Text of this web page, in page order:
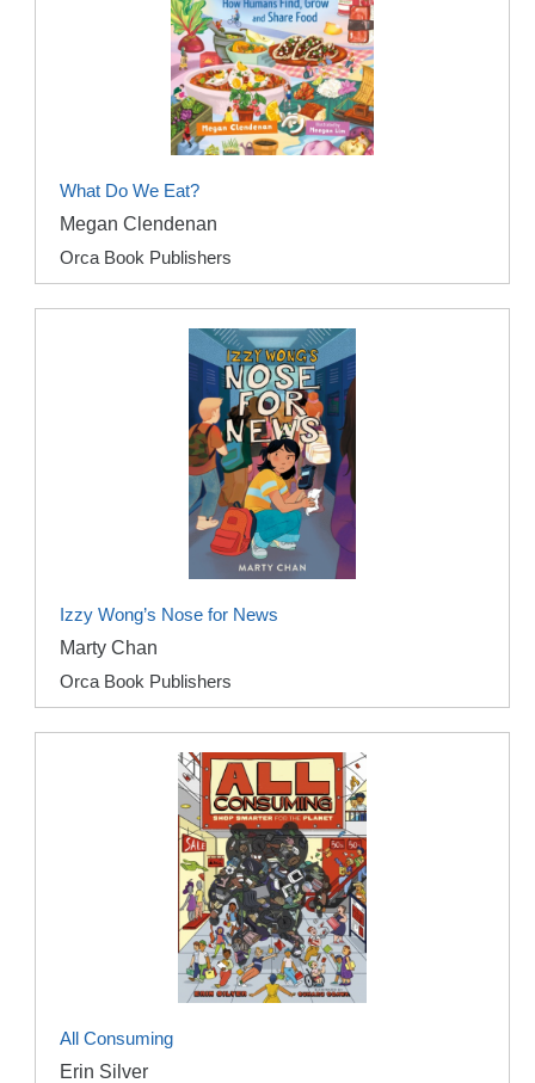
What Do We Eat?
Megan Clendenan
Orca Book Publishers
Izzy Wong’s Nose for News
Marty Chan
Orca Book Publishers
All Consuming
Erin Silver